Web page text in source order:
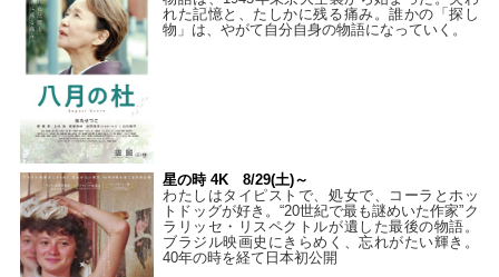
れた記憶と、たしかに残る痛み。誰かの「探し
物」は、やがて自分自身の物語になっていく。
星の時 4K 8/29(土)～
わたしはタイピストで、処⼥で、コーラとホッ
トドッグが好き。“20世紀で最も謎めいた作家”ク
ラリッセ・リスペクトルが遺した最後の物語。
ブラジル映画史にきらめく、忘れがたい輝き。
40年の時を経て⽇本初公開